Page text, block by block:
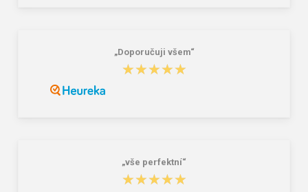
„Doporučuji všem“
★★★★★
★★★★★
„vše perfektní“
★★★★★
★★★★★